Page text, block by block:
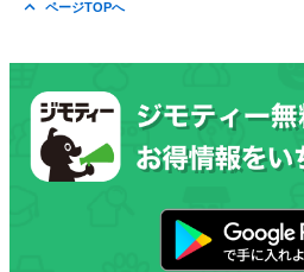
ページTOPへ